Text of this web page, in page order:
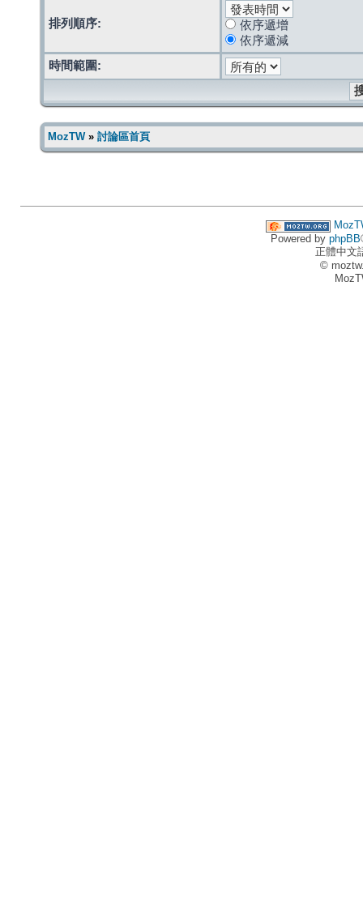
排列順序:
依序遞增
依序遞減
時間範圍:
MozTW» 討論區首頁
Powered by phpBB
正體中文
©